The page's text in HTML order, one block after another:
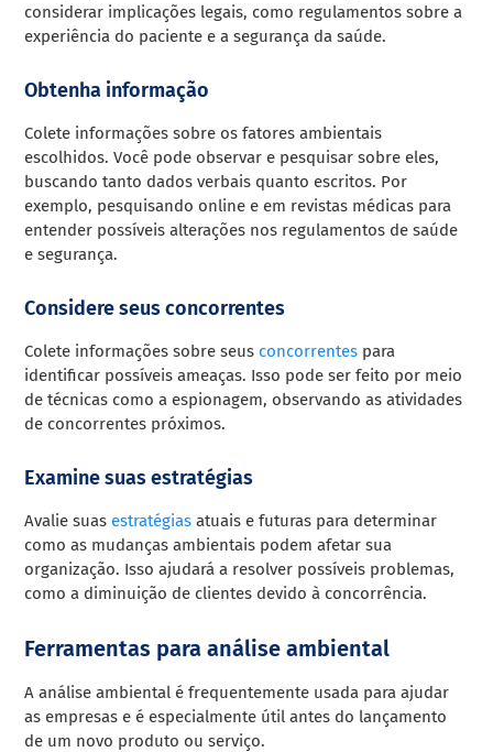
considerar implicações legais, como regulamentos sobre a
experiência do paciente e a segurança da saúde.
Obtenha informação
Colete informações sobre os fatores ambientais
escolhidos. Você pode observar e pesquisar sobre eles,
buscando tanto dados verbais quanto escritos. Por
exemplo, pesquisando online e em revistas médicas para
entender possíveis alterações nos regulamentos de saúde
e segurança.
Considere seus concorrentes
Colete informações sobre seus concorrentes para
identificar possíveis ameaças. Isso pode ser feito por meio
de técnicas como a espionagem, observando as atividades
de concorrentes próximos.
Examine suas estratégias
Avalie suas estratégias atuais e futuras para determinar
como as mudanças ambientais podem afetar sua
organização. Isso ajudará a resolver possíveis problemas,
como a diminuição de clientes devido à concorrência.
Ferramentas para análise ambiental
A análise ambiental é frequentemente usada para ajudar
as empresas e é especialmente útil antes do lançamento
de um novo produto ou serviço.